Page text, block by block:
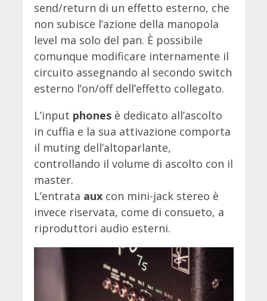
send/return di un effetto esterno, che
non subisce l’azione della manopola
level ma solo del pan. È possibile
comunque modificare internamente il
circuito assegnando al secondo switch
esterno l’on/off dell’effetto collegato.
L’input phonesè dedicato all’ascolto
in cuffia e la sua attivazione comporta
il muting dell’altoparlante,
controllando il volume di ascolto con il
master.
L’entrata aux con mini-jack stereo è
invece riservata, come di consueto, a
riproduttori audio esterni.